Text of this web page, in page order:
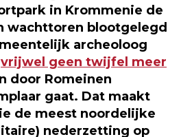
in Krommenie de
wachttoren blootgelegd
archeoloog
vrijwel geen twijfel meer
door Romeinen
gaat. Dat maakt
de meest noordelijke
nederzetting op